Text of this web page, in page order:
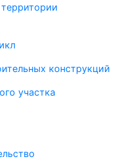
конструкций
участка